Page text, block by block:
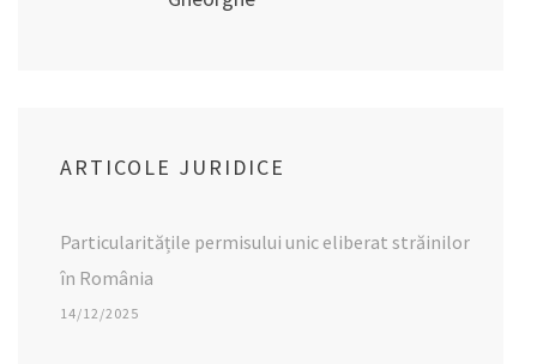
ARTICOLE JURIDICE
Particularitățile permisului unic eliberat străinilor
în România
14/12/2025